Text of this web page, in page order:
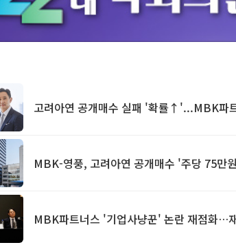
고려아연 공개매수 실패 '확률↑'...MBK파
MBK-영풍, 고려아연 공개매수 '주당 75만
MBK파트너스 '기업사냥꾼' 논란 재점화…